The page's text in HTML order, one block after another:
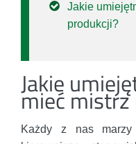
Jakie
produkcji?
Jakie
mieć mistrz
Każdy z nas